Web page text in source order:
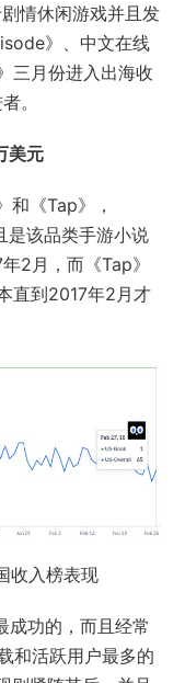
情休闲游戏并且发
》、中文在线
三月份进入出海收
。
美元
《Tap》，
是该品类手游小说
2月，而《Tap》
直到2017年2月才
收入榜表现
成功的，而且经常
和活跃用户最多的